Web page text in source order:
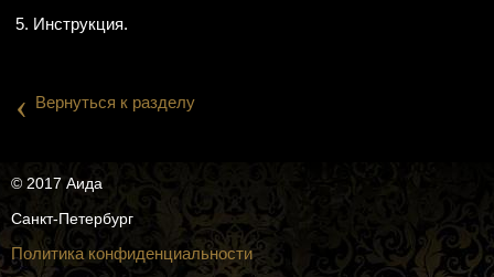
5. Инструкция.
‹ Вернуться к разделу
© 2017 Аида
Санкт-Петербург
Политика конфиденциальности